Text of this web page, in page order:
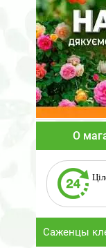
О
Саженцы